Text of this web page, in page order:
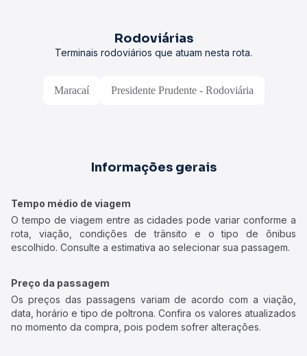
Rodoviárias
Terminais rodoviários que atuam nesta rota.
Maracaí Presidente Prudente - Rodoviária
Informações gerais
Tempo médio de viagem
O tempo de viagem entre as cidades pode variar conforme a
rota, viação, condições de trânsito e o tipo de ônibus
escolhido. Consulte a estimativa ao selecionar sua passagem.
Preço da passagem
Os preços das passagens variam de acordo com a viação,
data, horário e tipo de poltrona. Confira os valores atualizados
no momento da compra, pois podem sofrer alterações.